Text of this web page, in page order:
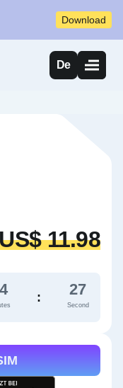
Download
De
11.98
: 27
Second